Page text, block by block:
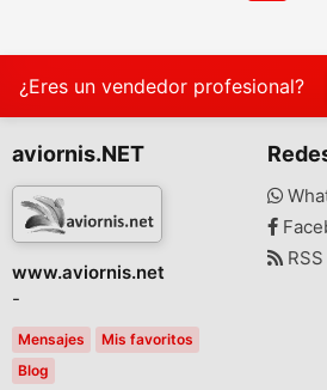
¿Eres un vendedor profesional?
aviornis.NET
www.aviornis.net
-
Mensajes
Mis favoritos
Blog
RSS